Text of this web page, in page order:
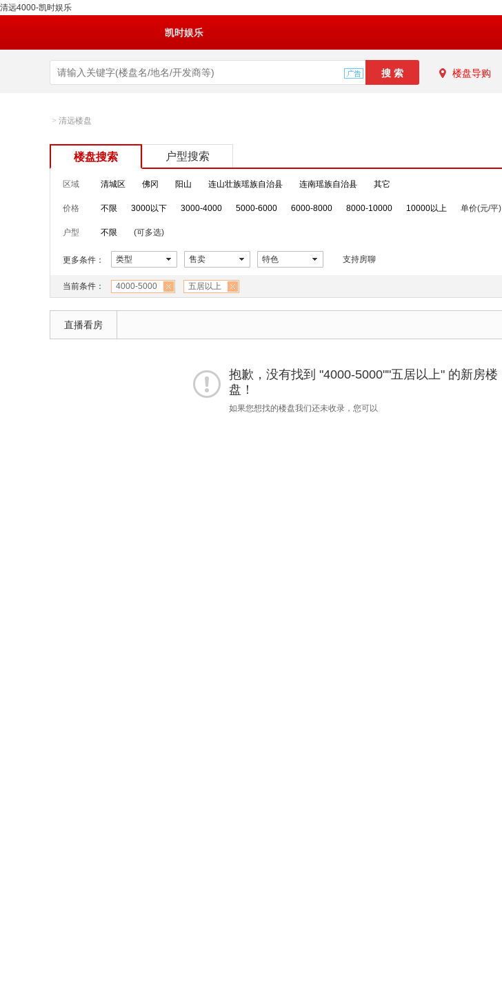
清远4000-凯时娱乐
凯时娱乐
楼盘导购
> 清远楼盘
楼盘搜索 户型搜索
区域 清城区 佛冈 阳山 连山壮族瑶族自治县 连南瑶族自治县 其它
价格 不限 3000以下 3000-4000 5000-6000 6000-8000 8000-10000 10000以上 单价(元/平)
户型 不限 (可多选)
更多条件： 类型 售卖 特色 支持房聊
当前条件： 4000-5000 五居以上
直播看房
抱歉，没有找到 "4000-5000""五居以上" 的新房楼
盘！
如果您想找的楼盘我们还未收录，您可以